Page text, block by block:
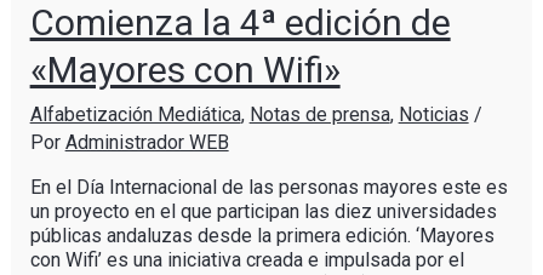
Comienza la 4ª edición de
«Mayores con Wifi»
Alfabetización Mediática, Notas de prensa, Noticias /
Por Administrador WEB
En el Día Internacional de las personas mayores este es
un proyecto en el que participan las diez universidades
públicas andaluzas desde la primera edición. ‘Mayores
con Wifi’ es una iniciativa creada e impulsada por el